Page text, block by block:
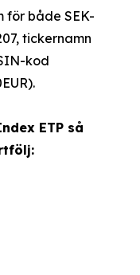
för både SEK-
tickernamn
kod
ETP så